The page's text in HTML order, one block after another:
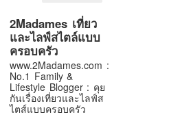
2Madames เที่ยว
และไลฟ์สไตล์แบบ
ครอบครัว
www.2Madames.com :
No.1 Family &
Lifestyle Blogger : คุย
กันเรื่องเที่ยวและไลฟ์ส
ไตส์แบบครอบครัว